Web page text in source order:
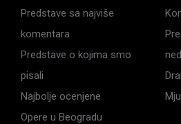
Predstave sa najviše
komentara
Predstave o kojima smo
pisali
Najbolje ocenjene
Opere u Beogradu